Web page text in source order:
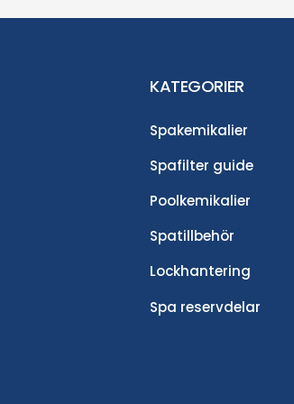
KATEGORIER
Spakemikalier
Spafilter guide
Poolkemikalier
Spatillbehör
Lockhantering
Spa reservdelar